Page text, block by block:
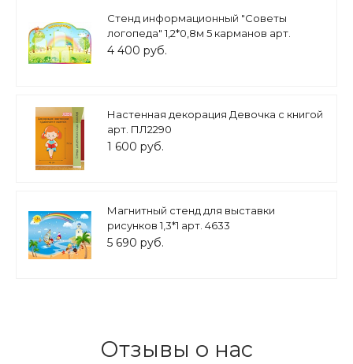
Стенд информационный "Советы
логопеда" 1,2*0,8м 5 карманов арт.
СПЕЦ924
4 400 руб.
Настенная декорация Девочка с книгой
арт. ПЛ2290
1 600 руб.
Магнитный стенд для выставки
рисунков 1,3*1 арт. 4633
5 690 руб.
Отзывы о нас